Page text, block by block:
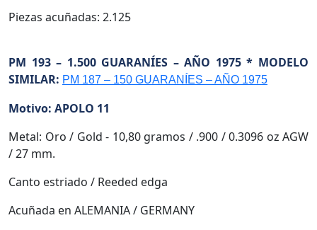
Piezas acuñadas: 2.125
PM 193 – 1.500 GUARANÍES – AÑO 1975 * MODELO
SIMILAR: PM 187 – 150 GUARANÍES – AÑO 1975
Motivo: APOLO 11
Metal: Oro / Gold - 10,80 gramos / .900 / 0.3096 oz AGW
/ 27 mm.
Canto estriado / Reeded edga
Acuñada en ALEMANIA / GERMANY